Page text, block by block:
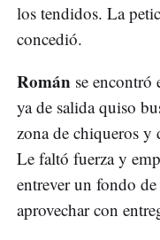
los tendidos. La
concedió.
Román se
ya de salida quiso
zona de chiqueros y
Le faltó fuerza y
entrever un fondo
aprovechar con